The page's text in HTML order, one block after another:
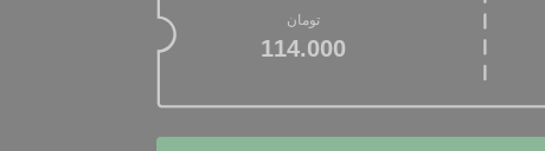
تومان
114.000